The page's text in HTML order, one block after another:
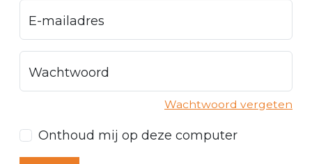
E-mailadres
Wachtwoord
Wachtwoord vergeten
Onthoud mij op deze computer